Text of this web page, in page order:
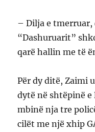
– Dilja e tmerruar,
“Dashuruarit”
qarë hallin me të
Për dy ditë, Zaimi
dytë në shtëpinë
mbinë nja tre
cilët me një xhip